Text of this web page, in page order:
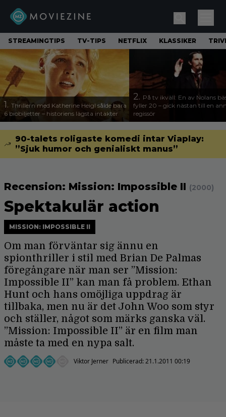
STREAMINGTIPS TV-TIPS NETFLIX KLASSIKER
1. Thrillern med Katherine Heigl sålde bara
6 biobiljetter – historiens lägsta intäkter
2. På tv ikväll: En av Nolans
fyller 20 – gick nästan till en
regissör
90-talets roligaste komedi intar Viaplay:
”Sjuk humor och genialiskt manus”
Recension: Mission: Impossible II (2000)
Spektakulär action
MISSION: IMPOSSIBLE II
Om man förväntar sig ännu en
spionthriller i stil med Brian De Palmas
föregångare när man ser ”Mission:
Impossible II” kan man få problem. Ethan
Hunt och hans omöjliga uppdrag är
tillbaka, men nu är det John Woo som styr
och ställer, något som märks ganska väl.
”Mission: Impossible II” är en film man
måste ta med en nypa salt.
Viktor Jerner Publicerad:21.1.2011 00:19